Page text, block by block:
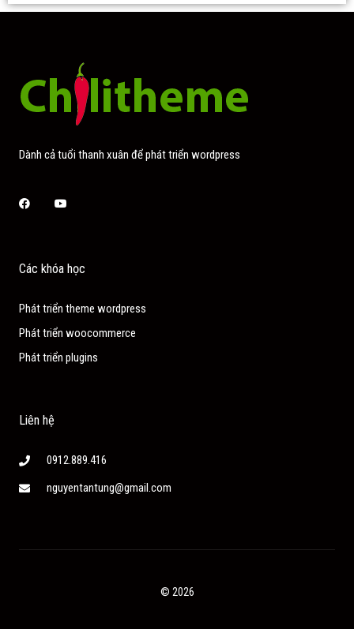
Dành cả tuổi thanh xuân để phát triển wordpress
FacebookYoutube
Các khóa học
Phát triển theme wordpress
Phát triển woocommerce
Phát triển plugins
Liên hệ
0912.889.416
nguyentantung@gmail.com
© 2026